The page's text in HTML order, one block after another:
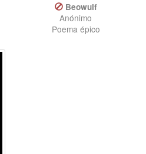
Beowulf
Anónimo
Poema épico